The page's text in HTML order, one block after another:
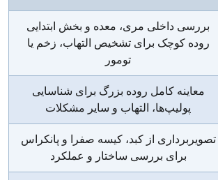
بررسی داخلی مری، معده و بخش ابتدایی
روده کوچک برای تشخیص التهاب، زخم یا
تومور
معاینه کامل روده بزرگ برای شناسایی
پولیپ‌ها، التهاب و سایر مشکلات
تصویربرداری از کبد، کیسه صفرا و پانکراس
برای بررسی ساختار و عملکرد